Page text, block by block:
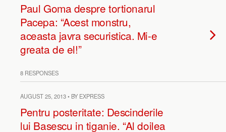
Paul Goma despre tortionarul
Pacepa: “Acest monstru,
aceasta javra securistica. Mi-e
greata de el!”
8 RESPONSES
AUGUST 25, 2013 • BY EXPRESS
Pentru posteritate: Descinderile
lui Basescu in tiganie. “Al doilea